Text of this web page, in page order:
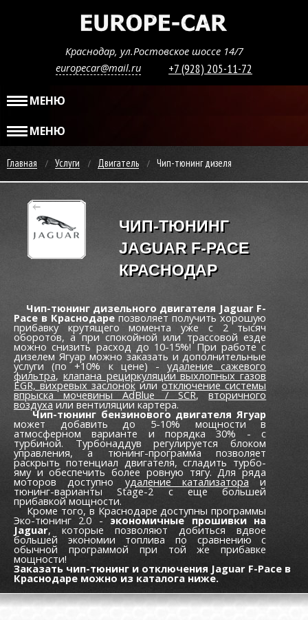
Краснодар, ул.Ростовское шоссе 14/7
europecar@mail.ru
+7 (928) 205-11-72
МЕНЮ
МЕНЮ
Главная Услуги Двигатель Чип-тюнинг дизеля
ЧИП-ТЮНИНГ
JAGUAR F-PACE
КРАСНОДАР
Чип-тюнинг дизельного двигателя Jaguar F-
Pace в Краснодаре позволяет получить хорошую
прибавку крутящего момента уже c 2 тысяч
оборотов, а при спокойной или трассовой езде
можно снизить расход до 10-15%! При работе с
дизелем Ягуар можно заказать и дополнительные
услуги (по +10% к цене) -удаление сажевого
фильтра, клапана рециркуляции выхлопных газов
EGR,вихревых заслонокилиотключение системы
впрыска мочевины AdBlue / SCR,вторичного
воздухаили вентиляции картера.
Чип-тюнинг бензинового двигателя Ягуар
может добавить до 5-10% мощности в
атмосферном варианте и порядка 30% - с
турбиной. Турбонаддув регулируется блоком
управления, а тюнинг-программа позволяет
раскрыть потенциал двигателя, сгладить турбо-
яму и обеспечить более ровную тягу. Для ряда
моторов доступно удаление катализатора и
тюнинг-варианты Stage-2 с еще большей
прибавкой мощности.
Кроме того, в Краснодаре доступны программы
Эко-тюнинг 2.0 - экономичные прошивки на
Jaguar, которые позволяют добиться вдвое
большей экономии топлива по сравнению с
обычной программой при той же прибавке
мощности!
Заказать чип-тюнинг и отключения Jaguar F-Pace в
Краснодаре можно из каталога ниже.